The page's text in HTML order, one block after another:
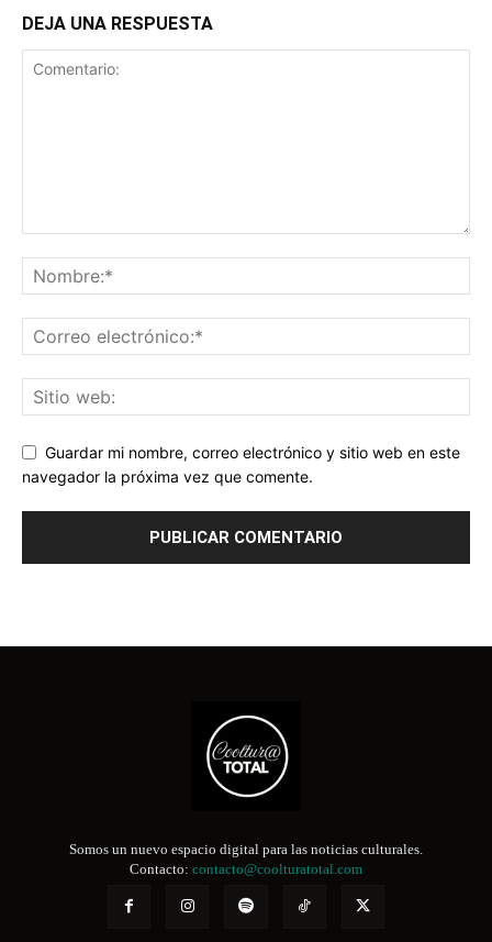
DEJA UNA RESPUESTA
Guardar mi nombre, correo electrónico y sitio web en este
navegador la próxima vez que comente.
Somos un nuevo espacio digital para las noticias culturales.
Contacto: contacto@coolturatotal.com